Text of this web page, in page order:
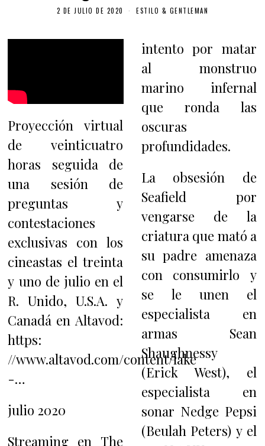
2 DE JULIO DE 2020 ESTILO & GENTLEMAN
Proyección virtual
de veinticuatro
horas seguida de
una sesión de
preguntas y
contestaciones
exclusivas con los
cineastas el treinta
y uno de julio en el
R. Unido, U.S.A. y
Canadá en Altavod:
https:
//www.altavod.com/content/lake
-…
julio 2020
Streaming en The
intento por matar
al monstruo
marino infernal
que ronda las
oscuras
profundidades.
La obsesión de
Seafield por
vengarse de la
criatura que mató a
su padre amenaza
con consumirlo y
se le unen el
especialista en
armas Sean
Shaughnessy
(Erick West), el
especialista en
sonar Nedge Pepsi
(Beulah Peters) y el